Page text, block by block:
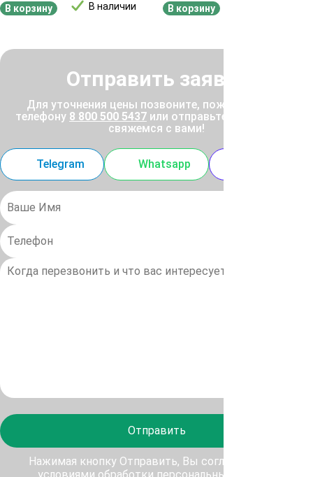
В наличии
В корзину В корзину
Отправить заявку
Для уточнения цены позвоните, пожалуйста, по
телефону 8 800 500 5437 или отправьте заявку, и мы
свяжемся с вами!
Telegram Whatsapp
Отправить
Нажимая кнопку Отправить, Вы соглашаетесь с